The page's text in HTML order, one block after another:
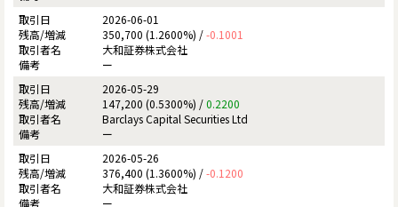
2026-06-01
350,700 (1.2600%) /-0.1001
大和証券株式会社
ー
2026-05-29
147,200 (0.5300%) /0.2200
Barclays Capital Securities Ltd
ー
2026-05-26
376,400 (1.3600%) /-0.1200
大和証券株式会社
ー